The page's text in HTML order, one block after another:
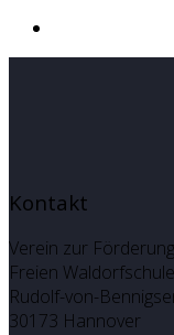
Kontakt
Verein zur
Freien
Rudolf-von-
30173 Hannover